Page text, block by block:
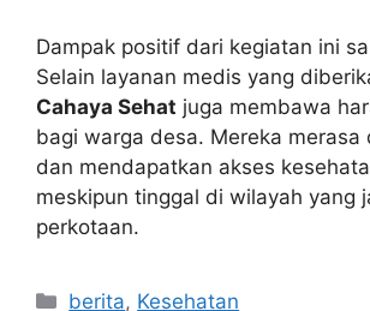
Dampak positif dari kegiatan ini
Selain layanan medis yang
Cahaya Sehat juga membawa
bagi warga desa. Mereka merasa
dan mendapatkan akses
meskipun tinggal di wilayah yang
perkotaan.
Kategori
berita, Kesehatan